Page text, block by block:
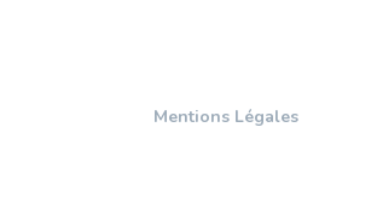
Mentions Légales